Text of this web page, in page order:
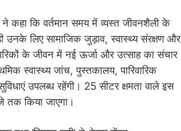
ने कहा कि वर्तमान समय में व्यस्त जीवनशैली के
लिए सामाजिक जुड़ाव, स्वास्थ्य संरक्षण और
के जीवन में नई ऊर्जा और उत्साह का संचार
स्वास्थ्य जांच, पुस्तकालय, पारिवारिक
उपलब्ध रहेंगी। 25 सीटर क्षमता वाले इस
किया जाएगा।